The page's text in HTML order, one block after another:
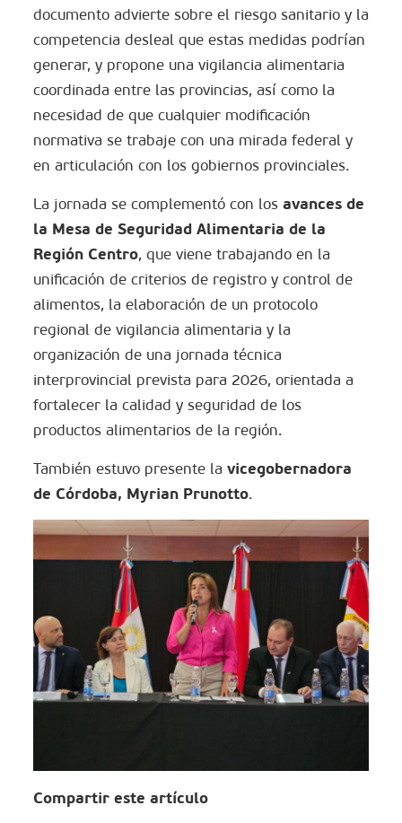
documento advierte sobre el riesgo sanitario y la
competencia desleal que estas medidas podrían
generar, y propone una vigilancia alimentaria
coordinada entre las provincias, así como la
necesidad de que cualquier modificación
normativa se trabaje con una mirada federal y
en articulación con los gobiernos provinciales.
La jornada se complementó con los avances de
la Mesa de Seguridad Alimentaria de la
Región Centro, que viene trabajando en la
unificación de criterios de registro y control de
alimentos, la elaboración de un protocolo
regional de vigilancia alimentaria y la
organización de una jornada técnica
interprovincial prevista para 2026, orientada a
fortalecer la calidad y seguridad de los
productos alimentarios de la región.
También estuvo presente la vicegobernadora
de Córdoba, Myrian Prunotto.
Compartir este artículo